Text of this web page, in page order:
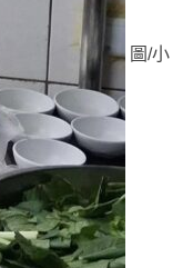
圖/小